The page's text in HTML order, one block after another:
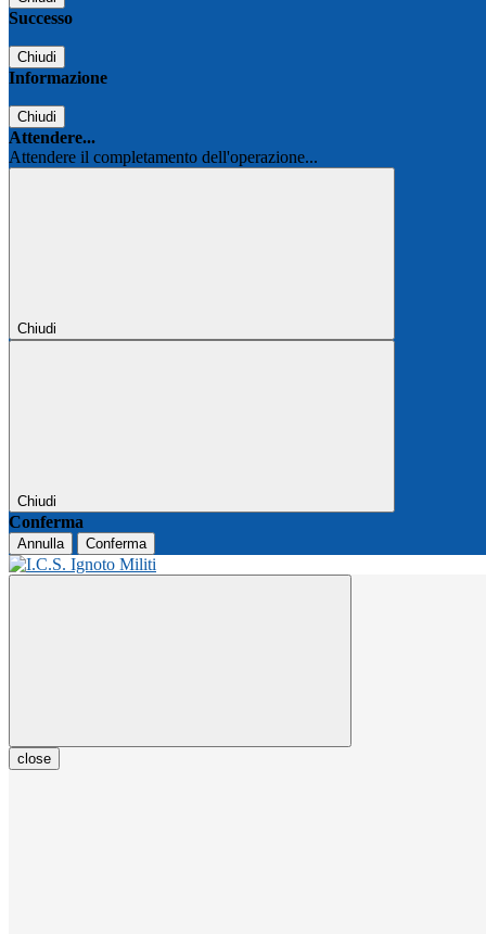
Successo
Chiudi
Informazione
Chiudi
Attendere...
Attendere il completamento dell'operazione...
Chiudi
Chiudi
Conferma
Annulla Conferma
close